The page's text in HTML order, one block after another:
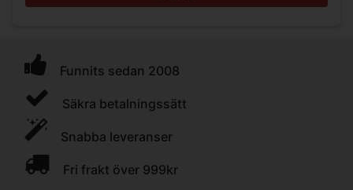
Funnits sedan 2008
Säkra betalningssätt
Snabba leveranser
Fri frakt över 999kr